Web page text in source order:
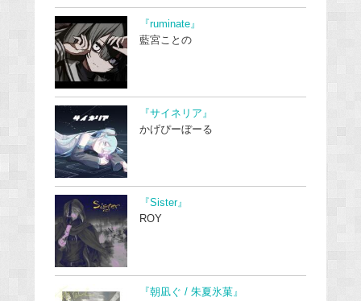
『ruminate』
藍宮ことの
『サイネリア』
かげぴーぼーる
『Sister』
ROY
『朝凪ぐ / 朱夏氷菓』